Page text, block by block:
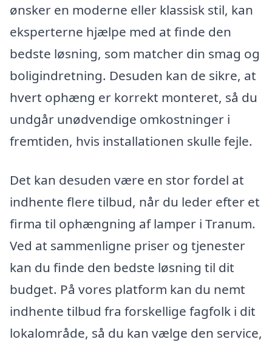
ønsker en moderne eller klassisk stil, kan
eksperterne hjælpe med at finde den
bedste løsning, som matcher din smag og
boligindretning. Desuden kan de sikre, at
hvert ophæng er korrekt monteret, så du
undgår unødvendige omkostninger i
fremtiden, hvis installationen skulle fejle.
Det kan desuden være en stor fordel at
indhente flere tilbud, når du leder efter et
firma til ophængning af lamper i Tranum.
Ved at sammenligne priser og tjenester
kan du finde den bedste løsning til dit
budget. På vores platform kan du nemt
indhente tilbud fra forskellige fagfolk i dit
lokalområde, så du kan vælge den service,